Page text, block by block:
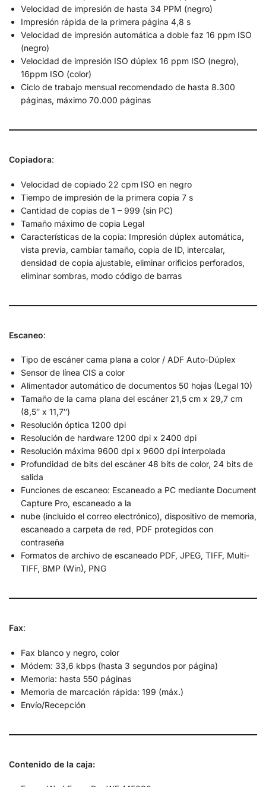
Velocidad de impresión de hasta 34 PPM (negro)
Impresión rápida de la primera página 4,8 s
Velocidad de impresión automática a doble faz 16 ppm ISO
(negro)
Velocidad de impresión ISO dúplex 16 ppm ISO (negro),
16ppm ISO (color)
Ciclo de trabajo mensual recomendado de hasta 8.300
páginas, máximo 70.000 páginas
Copiadora:
Velocidad de copiado 22 cpm ISO en negro
Tiempo de impresión de la primera copia 7 s
Cantidad de copias de 1 – 999 (sin PC)
Tamaño máximo de copia Legal
Características de la copia: Impresión dúplex automática,
vista previa, cambiar tamaño, copia de ID, intercalar,
densidad de copia ajustable, eliminar orificios perforados,
eliminar sombras, modo código de barras
Escaneo:
Tipo de escáner cama plana a color / ADF Auto-Dúplex
Sensor de línea CIS a color
Alimentador automático de documentos 50 hojas (Legal 10)
Tamaño de la cama plana del escáner 21,5 cm x 29,7 cm
(8,5″ x 11,7″)
Resolución óptica 1200 dpi
Resolución de hardware 1200 dpi x 2400 dpi
Resolución máxima 9600 dpi x 9600 dpi interpolada
Profundidad de bits del escáner 48 bits de color, 24 bits de
salida
Funciones de escaneo: Escaneado a PC mediante Document
Capture Pro, escaneado a la
nube (incluido el correo electrónico), dispositivo de memoria,
escaneado a carpeta de red, PDF protegidos con
contraseña
Formatos de archivo de escaneado PDF, JPEG, TIFF, Multi-
TIFF, BMP (Win), PNG
Fax:
Fax blanco y negro, color
Módem: 33,6 kbps (hasta 3 segundos por página)
Memoria: hasta 550 páginas
Memoria de marcación rápida: 199 (máx.)
Envío/Recepción
Contenido de la caja: